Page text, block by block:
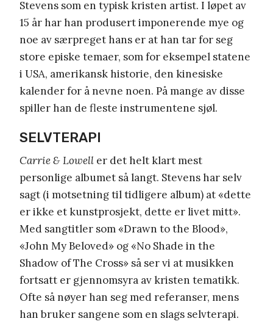
Stevens som en typisk kristen artist. I løpet av
15 år har han produsert imponerende mye og
noe av særpreget hans er at han tar for seg
store episke temaer, som for eksempel statene
i USA, amerikansk historie, den kinesiske
kalender for å nevne noen. På mange av disse
spiller han de fleste instrumentene sjøl.
SELVTERAPI
Carrie & Lowell er det helt klart mest
personlige albumet så langt. Stevens har selv
sagt (i motsetning til tidligere album) at «dette
er ikke et kunstprosjekt, dette er livet mitt».
Med sangtitler som «Drawn to the Blood»,
«John My Beloved» og «No Shade in the
Shadow of The Cross» så ser vi at musikken
fortsatt er gjennomsyra av kristen tematikk.
Ofte så nøyer han seg med referanser, mens
han bruker sangene som en slags selvterapi.